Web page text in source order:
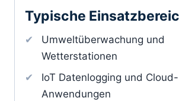
Typische
Umweltüberwachung und
Wetterstationen
IoT Datenlogging und Cloud-
Anwendungen